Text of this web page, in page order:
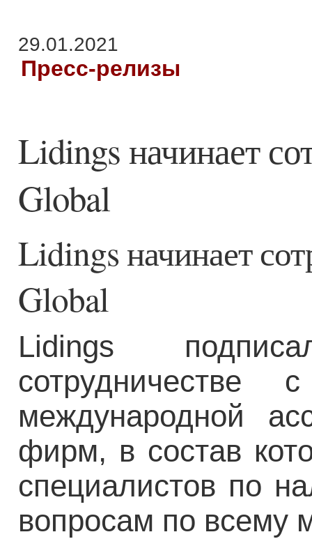
29.01.2021
Пресс-релизы
Lidings начинает
Global
Lidings начинает
Global
Lidings
международной
фирм, в состав
специалистов по
вопросам по всему